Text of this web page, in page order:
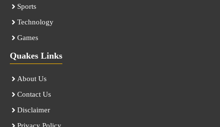
Sports
Technology
Games
Quakes Links
About Us
Contact Us
Disclaimer